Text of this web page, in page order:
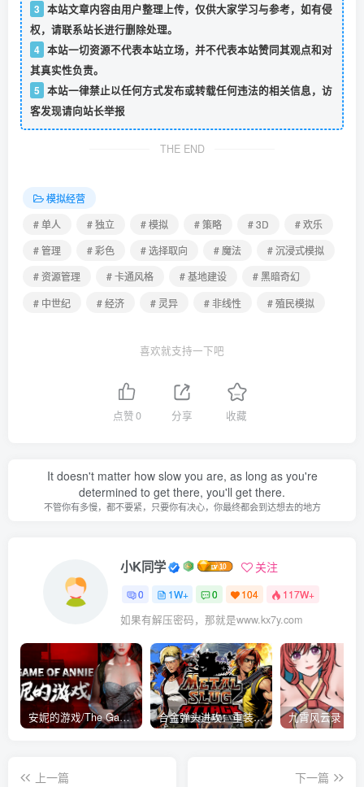
3 本站文章内容由用户整理上传，仅供大家学习与参考，如有侵
权，请联系站长进行删除处理。
4 本站一切资源不代表本站立场，并不代表本站赞同其观点和对
其真实性负责。
5 本站一律禁止以任何方式发布或转载任何违法的相关信息，访
客发现请向站长举报
THE END
模拟经营
# 单人
# 独立 # 模拟 # 策略 # 3D
# 欢乐
# 管理
# 彩色 # 选择取向 # 魔法
# 沉浸式模拟
# 资源管理
# 卡通风格 # 基地建设
# 黑暗奇幻
# 中世纪
# 经济 # 灵异 # 非线性 # 殖民模拟
喜欢就支持一下吧
点赞0 分享 收藏
It doesn't matter how slow you are, as long as you're
determined to get there, you'll get there.
不管你有多慢，都不要紧，只要你有决心，你最终都会到达想去的地方
小K同学 关注
0 1W+ 0 104 117W+
如果有解压密码，那就是www.kx7y.com
安妮的游戏/The Game of Annie v0.99981|射击动作|容量14.6GB|免安装绿色中文版 合金弹头进攻：重装上阵/METAL SLUG ATTACK RELOADED Build.16214511|策略模拟|容量2.7GB|免安装绿色中文版
上一篇
下一篇